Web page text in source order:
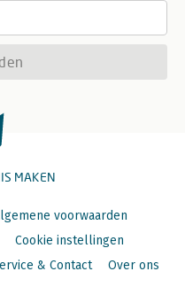
MAKEN
voorwaarden
Cookie instellingen
& Contact Over ons